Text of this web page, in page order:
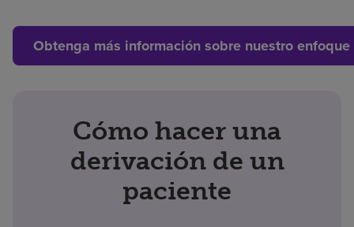
Obtenga más información sobre nuestro
Cómo hacer una
derivación de un
paciente